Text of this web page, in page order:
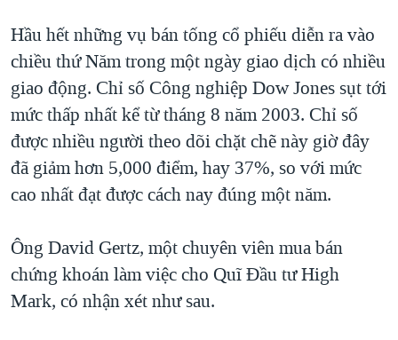
KHOA HỌC
SỨC KHOẺ
VĂN HOÁ
THỂ THAO
GIÁO DỤC
GIẢI MÃ VÀNH ĐAI & CON ĐƯỜNG
NGÀY TỊ NẠN THẾ GIỚI
TRỊNH VĨNH BÌNH - NGƯỜI HẠ 'BÊN THẮNG CUỘC'
GROUND ZERO – XƯA VÀ NAY
CHI PHÍ CHIẾN TRANH AFGHANISTAN
CÁC GIÁ TRỊ CỘNG HÒA Ở VIỆT NAM
TRỊNH VĨNH BÌNH VS. CHÍNH PHỦ VIỆT NAM
NGƯ DÂN VIỆT VÀ LÀN SÓNG TRỘM HẢI SÂM
MẠNG XÃ HỘI
Ngôn ngữ khác
Hầu hết những vụ bán tống cổ phiếu diễn ra vào
chiều thứ Năm trong một ngày giao dịch có nhiều
giao động. Chỉ số Công nghiệp Dow Jones sụt tới
mức thấp nhất kể từ tháng 8 năm 2003. Chỉ số
được nhiều người theo dõi chặt chẽ này giờ đây
đã giảm hơn 5,000 điểm, hay 37%, so với mức
cao nhất đạt được cách nay đúng một năm.
Ông David Gertz, một chuyên viên mua bán
chứng khoán làm việc cho Quĩ Đầu tư High
Mark, có nhận xét như sau.